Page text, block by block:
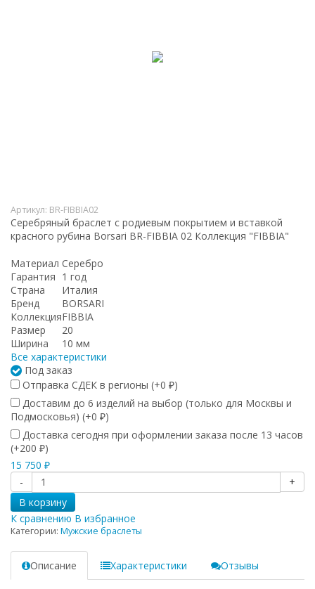
Артикул: BR-FIBBIA02
Серебряный браслет с родиевым покрытием и вставкой
красного рубина Borsari BR-FIBBIA 02 Коллекция "FIBBIA"
Материал Серебро
Гарантия 1 год
Страна
Италия
Бренд
BORSARI
КоллекцияFIBBIA
Размер
20
Ширина
10 мм
Все характеристики
Под заказ
Отправка СДЕК в регионы (+0 ₽)
Доставим до 6 изделий на выбор (только для Москвы и
Подмосковья) (+0 ₽)
Доставка сегодня при оформлении заказа после 13 часов
(+200 ₽)
15 750 ₽
-
+
В корзину
К сравнению В избранное
Категории: Мужские браслеты
Описание Характеристики Отзывы